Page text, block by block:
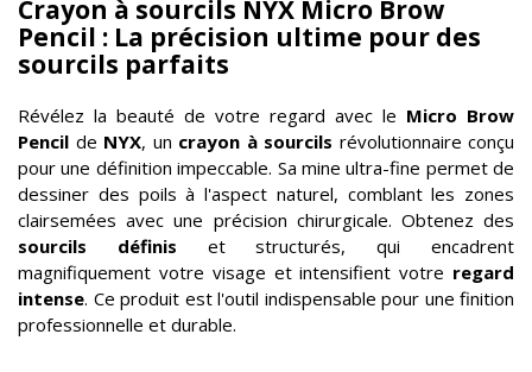
Crayon à sourcils NYX Micro Brow
Pencil : La précision ultime pour des
sourcils parfaits
Révélez la beauté de votre regard avec le Micro Brow
Pencil de NYX, un crayon à sourcils révolutionnaire conçu
pour une définition impeccable. Sa mine ultra-fine permet de
dessiner des poils à l'aspect naturel, comblant les zones
clairsemées avec une précision chirurgicale. Obtenez des
sourcils définis et structurés, qui encadrent
magnifiquement votre visage et intensifient votre regard
intense. Ce produit est l'outil indispensable pour une finition
professionnelle et durable.